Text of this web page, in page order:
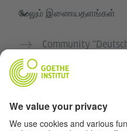
மேலும் இணையதளங்கள்
Community
கோய்த்